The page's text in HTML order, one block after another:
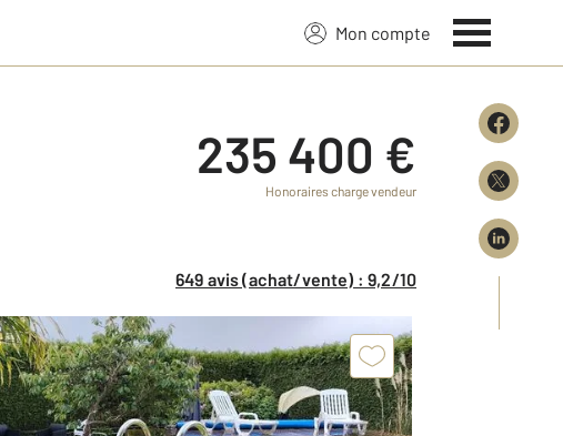
Mon compte
235 400 €
Honoraires charge vendeur
649 avis (achat/vente) : 9,2/10